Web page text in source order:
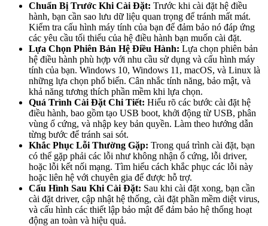
Chuẩn Bị Trước Khi Cài Đặt: Trước khi cài đặt hệ điều
hành, bạn cần sao lưu dữ liệu quan trọng để tránh mất mát.
Kiểm tra cấu hình máy tính của bạn để đảm bảo nó đáp ứng
các yêu cầu tối thiểu của hệ điều hành bạn muốn cài đặt.
Lựa Chọn Phiên Bản Hệ Điều Hành: Lựa chọn phiên bản
hệ điều hành phù hợp với nhu cầu sử dụng và cấu hình máy
tính của bạn. Windows 10, Windows 11, macOS, và Linux là
những lựa chọn phổ biến. Cân nhắc tính năng, bảo mật, và
khả năng tương thích phần mềm khi lựa chọn.
Quá Trình Cài Đặt Chi Tiết: Hiểu rõ các bước cài đặt hệ
điều hành, bao gồm tạo USB boot, khởi động từ USB, phân
vùng ổ cứng, và nhập key bản quyền. Làm theo hướng dẫn
từng bước để tránh sai sót.
Khắc Phục Lỗi Thường Gặp: Trong quá trình cài đặt, bạn
có thể gặp phải các lỗi như không nhận ổ cứng, lỗi driver,
hoặc lỗi kết nối mạng. Tìm hiểu cách khắc phục các lỗi này
hoặc liên hệ với chuyên gia để được hỗ trợ.
Cấu Hình Sau Khi Cài Đặt: Sau khi cài đặt xong, bạn cần
cài đặt driver, cập nhật hệ thống, cài đặt phần mềm diệt virus,
và cấu hình các thiết lập bảo mật để đảm bảo hệ thống hoạt
động an toàn và hiệu quả.